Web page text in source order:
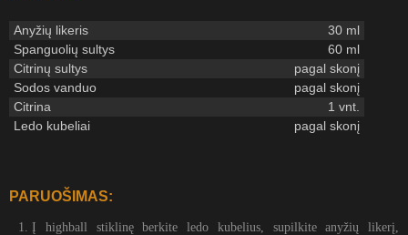
Anyžių likeris
30 ml
Spanguolių sultys
60 ml
Citrinų sultys
pagal skonį
Sodos vanduo
pagal skonį
Citrina
1 vnt.
Ledo kubeliai
pagal skonį
PARUOŠIMAS:
Į highball stiklinę berkite ledo kubelius, supilkite anyžių likerį,